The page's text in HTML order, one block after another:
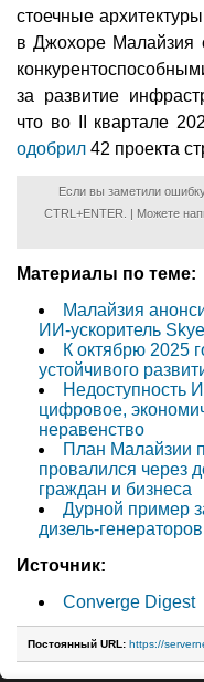
стоечные
в Джохоре Малайзия
за развитие
что во II квартале
одобрил 42 проекта
Если вы заметили
CTRL+ENTER. | Можете
Материалы по теме:
Малайзия
ИИ-ускоритель
К октябрю 2025
устойчивого
Недоступность
цифровое,
неравенство
План Малайзии
провалился через
граждан и бизнеса
Дурной пример
дизель-
Источник:
Converge Digest
Постоянный URL: https://